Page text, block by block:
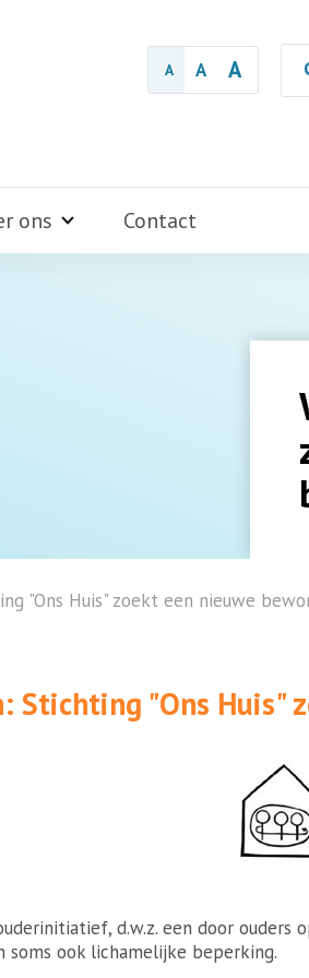
A A A
ons Contact
"Ons Huis" zoekt een nieuwe
Stichting "Ons Huis"
d.w.z. een door
soms ook lichamelijke beperking.